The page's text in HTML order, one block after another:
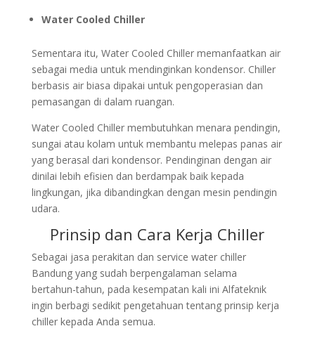
Water Cooled Chiller
Sementara itu, Water Cooled Chiller memanfaatkan air
sebagai media untuk mendinginkan kondensor. Chiller
berbasis air biasa dipakai untuk pengoperasian dan
pemasangan di dalam ruangan.
Water Cooled Chiller membutuhkan menara pendingin,
sungai atau kolam untuk membantu melepas panas air
yang berasal dari kondensor. Pendinginan dengan air
dinilai lebih efisien dan berdampak baik kepada
lingkungan, jika dibandingkan dengan mesin pendingin
udara.
Prinsip dan Cara Kerja Chiller
Sebagai jasa perakitan dan service water chiller
Bandung yang sudah berpengalaman selama
bertahun-tahun, pada kesempatan kali ini Alfateknik
ingin berbagi sedikit pengetahuan tentang prinsip kerja
chiller kepada Anda semua.